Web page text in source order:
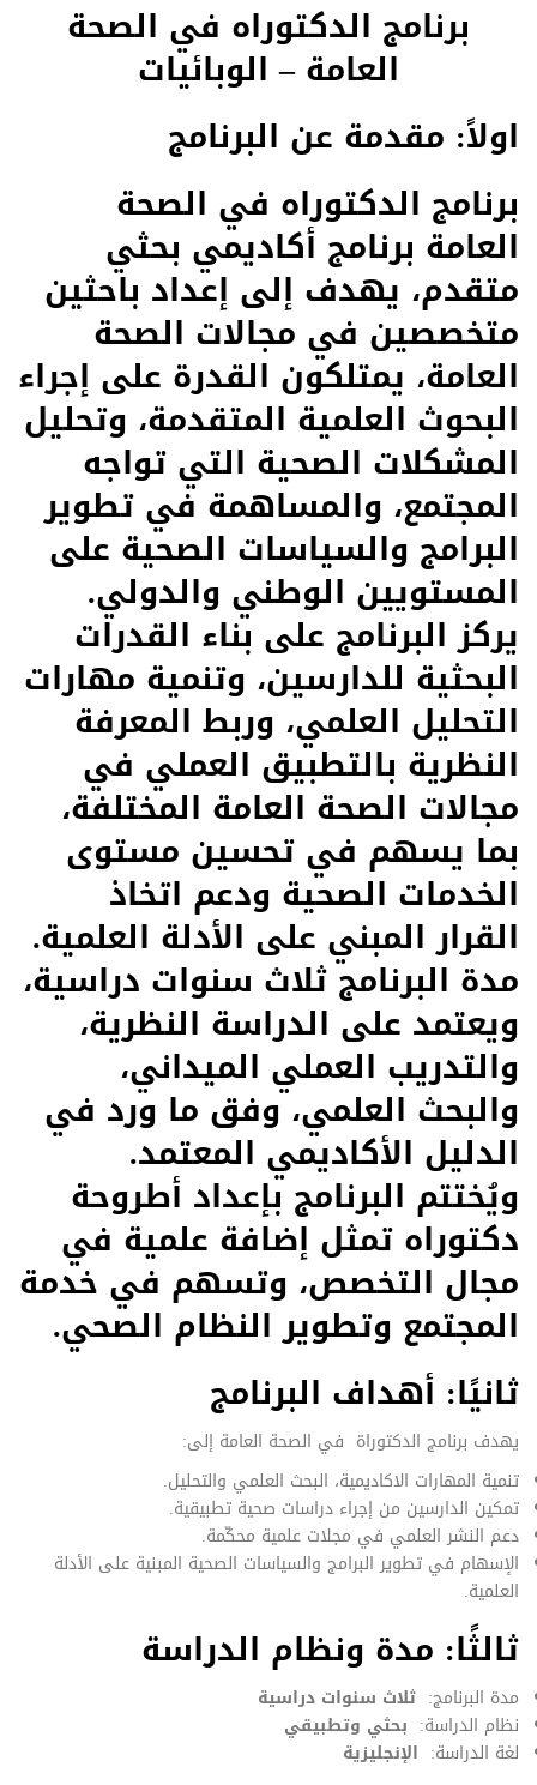
برنامج الدكتوراه في الصحة
العامة – الوبائيات
اولاً: مقدمة عن البرنامج
برنامج الدكتوراه في الصحة
العامة برنامج أكاديمي بحثي
متقدم، يهدف إلى إعداد باحثين
متخصصين في مجالات الصحة
العامة، يمتلكون القدرة على إجراء
البحوث العلمية المتقدمة، وتحليل
المشكلات الصحية التي تواجه
المجتمع، والمساهمة في تطوير
البرامج والسياسات الصحية على
المستويين الوطني والدولي.
يركز البرنامج على بناء القدرات
البحثية للدارسين، وتنمية مهارات
التحليل العلمي، وربط المعرفة
النظرية بالتطبيق العملي في
مجالات الصحة العامة المختلفة،
بما يسهم في تحسين مستوى
الخدمات الصحية ودعم اتخاذ
القرار المبني على الأدلة العلمية.
مدة البرنامج ثلاث سنوات دراسية،
ويعتمد على الدراسة النظرية،
والتدريب العملي الميداني،
والبحث العلمي، وفق ما ورد في
الدليل الأكاديمي المعتمد.
ويُختتم البرنامج بإعداد أطروحة
دكتوراه تمثل إضافة علمية في
مجال التخصص، وتسهم في خدمة
المجتمع وتطوير النظام الصحي.
ثانيًا: أهداف البرنامج
يهدف برنامج الدكتوراة في الصحة العامة إلى:
تنمية المهارات الاكاديمية، البحث العلمي والتحليل.
تمكين الدارسين من إجراء دراسات صحية تطبيقية.
دعم النشر العلمي في مجلات علمية محكّمة.
الإسهام في تطوير البرامج والسياسات الصحية المبنية على الأدلة
العلمية.
ثالثًا: مدة ونظام الدراسة
مدة البرنامج: ثلاث سنوات دراسية
نظام الدراسة: بحثي وتطبيقي
لغة الدراسة: الإنجليزية